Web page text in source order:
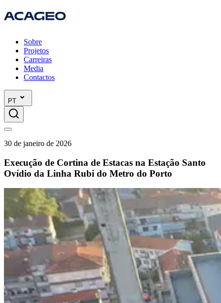
Sobre
Projetos
Carreiras
Media
Contactos
PT
30 de janeiro de 2026
Execução de Cortina de Estacas na Estação Santo
Ovídio da Linha Rubi do Metro do Porto